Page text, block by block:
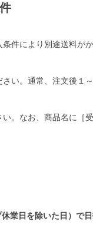
件により別途送料が
い。通常、注文後１
。なお、商品名に［
業日を除いた日）で日